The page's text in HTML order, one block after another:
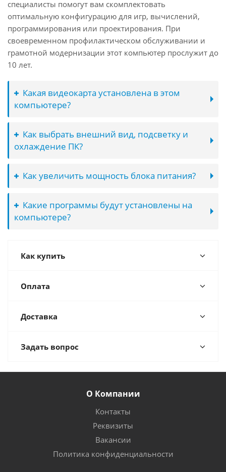
специалисты помогут вам скомплектовать
оптимальную конфигурацию для игр, вычислений,
программирования или проектирования. При
своевременном профилактическом обслуживании и
грамотной модернизации этот компьютер прослужит до
10 лет.
Какая видеокарта установлена в этом
компьютере?
Как выбрать внешний вид, подсветку и
охлаждение ПК?
Как увеличить мощность блока питания?
Какие программы будут установлены на
компьютере?
Как купить
Оплата
Доставка
Задать вопрос
О Компании
Контакты
Реквизиты
Вакансии
Политика конфиденциальности